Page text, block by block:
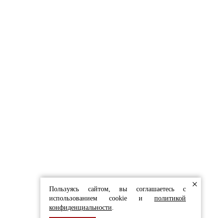
×
Пользуясь сайтом, вы соглашаетесь с
использованием cookie и политикой
конфиденциальности.
И ОБЛИЦОВКИ